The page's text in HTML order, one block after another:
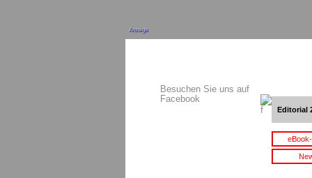
Anzeige
Besuchen Sie uns auf
Facebook
Editorial